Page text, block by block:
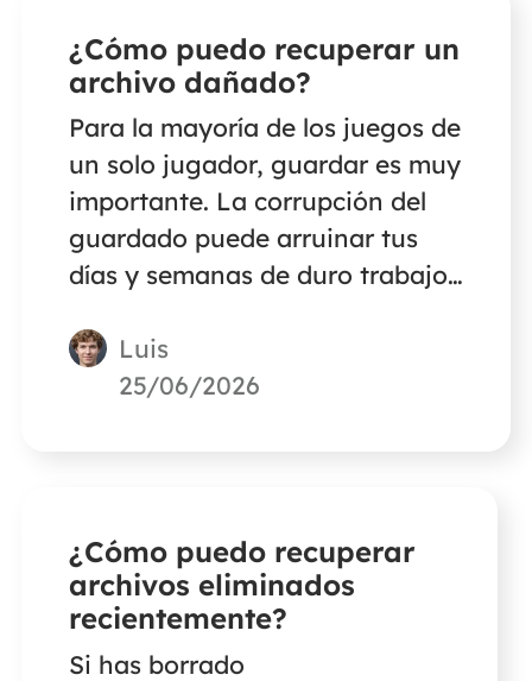
¿Cómo puedo recuperar un
archivo dañado?
Para la mayoría de los juegos de
un solo jugador, guardar es muy
importante. La corrupción del
guardado puede arruinar tus
días y semanas de duro trabajo.
ante problemas como éste. Este
post presentará a EaseUS Data
Luis
25/06/2026
¿Cómo puedo recuperar
archivos eliminados
recientemente?
Si has borrado